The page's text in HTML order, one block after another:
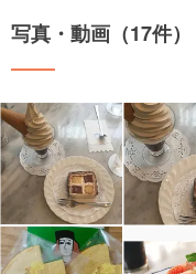
写真・動画（17件）